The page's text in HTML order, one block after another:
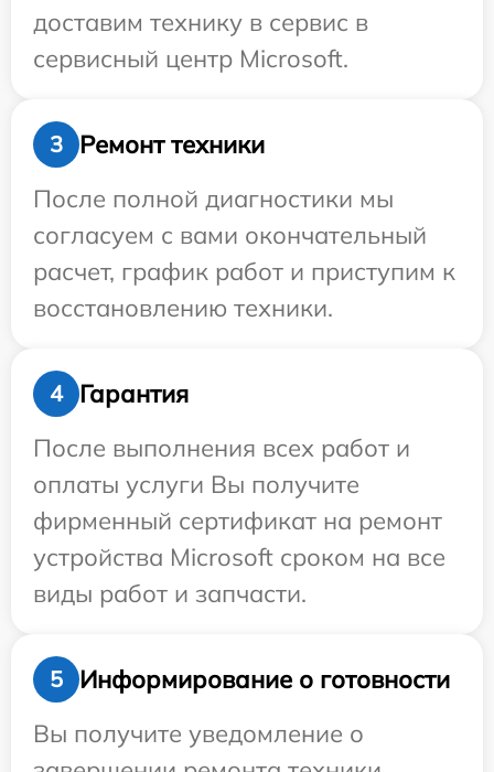
доставим технику в сервис в
сервисный центр Microsoft.
3
Ремонт техники
После полной диагностики мы
согласуем с вами окончательный
расчет, график работ и приступим к
восстановлению техники.
4
Гарантия
После выполнения всех работ и
оплаты услуги Вы получите
фирменный сертификат на ремонт
устройства Microsoft сроком на все
виды работ и запчасти.
5
Информирование о готовности
Вы получите уведомление о